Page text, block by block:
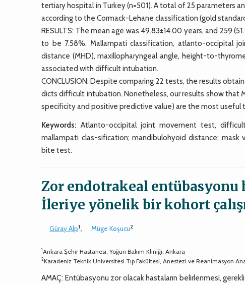
tertiary hospital in Turkey (n=501). A total of 25 parameters
according to the Cormack-Lehane classification (gold
RESULTS: The mean age was 49.83±14.00 years, and 259
to be 7.58%. Mallampati classification, atlanto-occipital
distance (MHD), maxillopharyngeal angle, height-to-
associated with difficult intubation.
CONCLUSION: Despite comparing 22 tests, the results
dicts difficult intubation. Nonetheless, our results show that
specificity and positive predictive value) are the most
Keywords: Atlanto-occipital joint movement test,
mallampati clas-sification; mandibulohyoid distance;
bite test.
Zor endotrakeal
İleriye yönelik bir kohort
Güray Alp1, Müge Koşucu2
1Ankara Şehir Hastanesi, Yoğun Bakım Kliniği, Ankara
2Karadeniz Teknik Üniversitesi Tıp Fakültesi, Anestezi ve Reanimasyon
AMAÇ: Entübasyonu zor olacak hastaların belirlenmesi,